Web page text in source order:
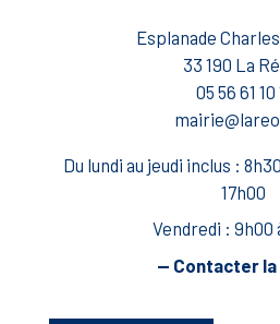
Esplanade
33 190 La
05 56 61 10
Du lundi au jeudi inclus :
17h00
Vendredi : 9h00
— Contacter la